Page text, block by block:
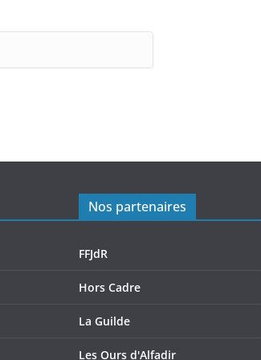
Nos partenaires
FFJdR
Hors Cadre
La Guilde
Les Ours d'Alfadir